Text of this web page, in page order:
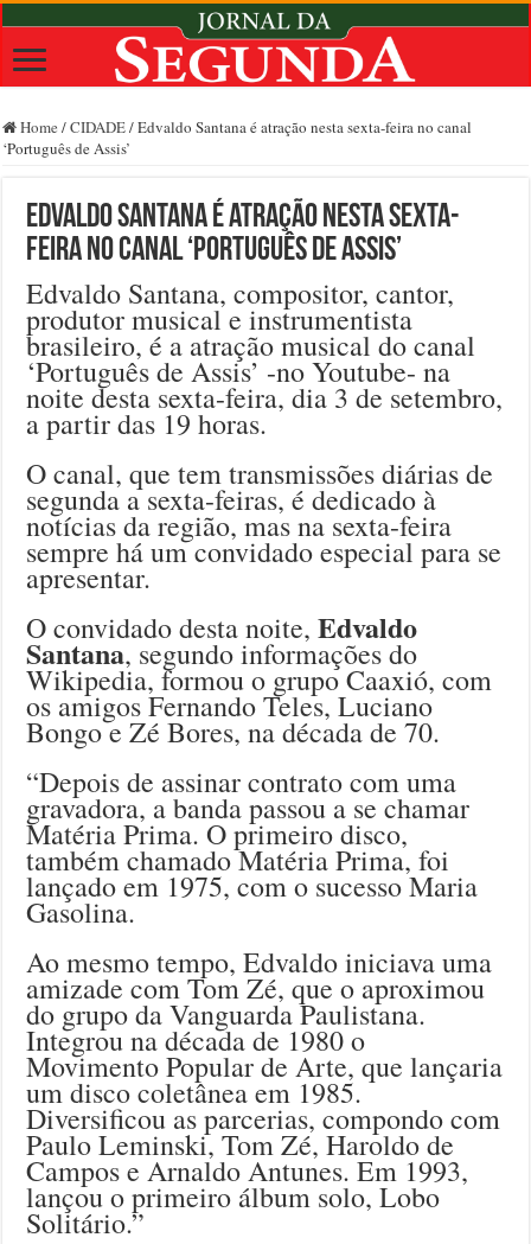
Home /CIDADE/Edvaldo Santana é atração nesta sexta-feira no canal
‘Português de Assis’
Edvaldo Santana é atração nesta sexta-
feira no canal ‘Português de Assis’
Edvaldo Santana, compositor, cantor,
produtor musical e instrumentista
brasileiro, é a atração musical do canal
‘Português de Assis’ -no Youtube- na
noite desta sexta-feira, dia 3 de setembro,
a partir das 19 horas.
O canal, que tem transmissões diárias de
segunda a sexta-feiras, é dedicado à
notícias da região, mas na sexta-feira
sempre há um convidado especial para se
apresentar.
O convidado desta noite,Edvaldo
Santana, segundo informações do
Wikipedia, formou o grupo Caaxió, com
os amigos Fernando Teles, Luciano
Bongo e Zé Bores, na década de 70.
“Depois de assinar contrato com uma
gravadora, a banda passou a se chamar
Matéria Prima. O primeiro disco,
também chamado Matéria Prima, foi
lançado em 1975, com o sucesso Maria
Gasolina.
Ao mesmo tempo, Edvaldo iniciava uma
amizade com Tom Zé, que o aproximou
do grupo da Vanguarda Paulistana.
Integrou na década de 1980 o
Movimento Popular de Arte, que lançaria
um disco coletânea em 1985.
Diversificou as parcerias, compondo com
Paulo Leminski, Tom Zé, Haroldo de
Campos e Arnaldo Antunes. Em 1993,
lançou o primeiro álbum solo, Lobo
Solitário.”